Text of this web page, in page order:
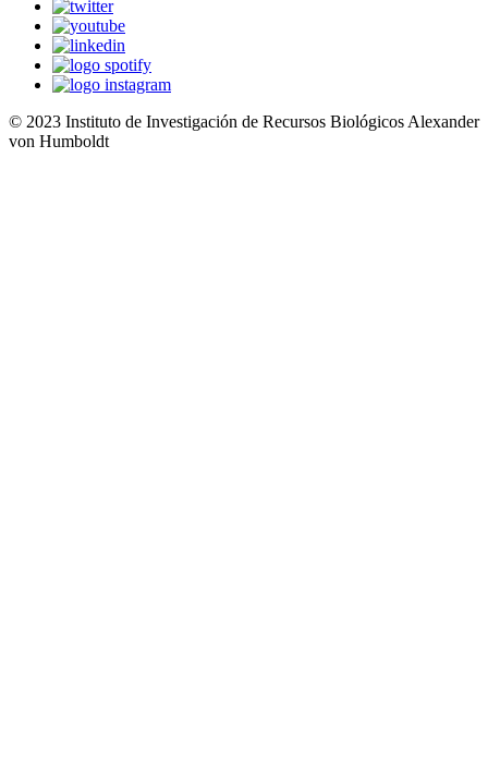
© 2023 Instituto de Investigación de Recursos Biológicos Alexander
von Humboldt